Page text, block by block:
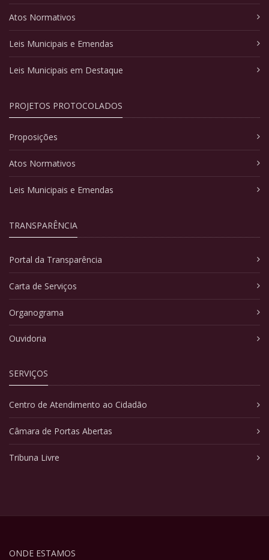
Atos Normativos
Leis Municipais e Emendas
Leis Municipais em Destaque
PROJETOS PROTOCOLADOS
Proposições
Atos Normativos
Leis Municipais e Emendas
TRANSPARÊNCIA
Portal da Transparência
Carta de Serviços
Organograma
Ouvidoria
SERVIÇOS
Centro de Atendimento ao Cidadão
Câmara de Portas Abertas
Tribuna Livre
ONDE ESTAMOS